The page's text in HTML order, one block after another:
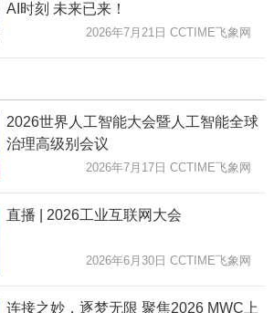
AI时刻 未来已来！
2026年7月21日 CCTIME飞象网
2026世界人工智能大会暨人工智能全球
治理高级别会议
2026年7月17日 CCTIME飞象网
直播 | 2026工业互联网大会
2026年6月30日 CCTIME飞象网
连接之妙，逐梦无限 聚焦2026 MWC上